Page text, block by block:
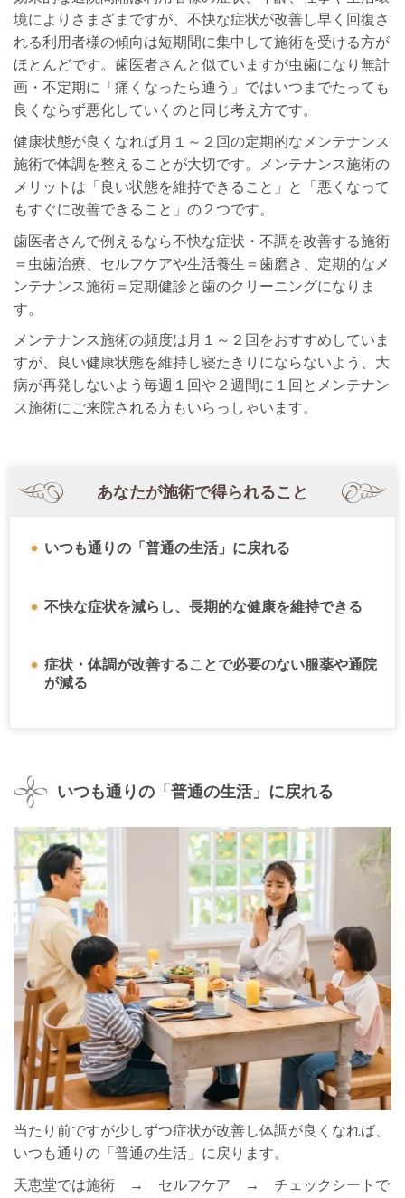
境によりさまざまですが、不快な症状が改善し早く回復さ
れる利用者様の傾向は短期間に集中して施術を受ける方が
ほとんどです。歯医者さんと似ていますが虫歯になり無計
画・不定期に「痛くなったら通う」ではいつまでたっても
良くならず悪化していくのと同じ考え方です。
健康状態が良くなれば月１～２回の定期的なメンテナンス
施術で体調を整えることが大切です。メンテナンス施術の
メリットは「良い状態を維持できること」と「悪くなって
もすぐに改善できること」の２つです。
歯医者さんで例えるなら不快な症状・不調を改善する施術
＝虫歯治療、セルフケアや生活養生＝歯磨き、定期的なメ
ンテナンス施術＝定期健診と歯のクリーニングになりま
す。
メンテナンス施術の頻度は月１～２回をおすすめしていま
すが、良い健康状態を維持し寝たきりにならないよう、大
病が再発しないよう毎週１回や２週間に１回とメンテナン
ス施術にご来院される方もいらっしゃいます。
あなたが施術で得られること
いつも通りの「普通の生活」に戻れる
不快な症状を減らし、長期的な健康を維持できる
症状・体調が改善することで必要のない服薬や通院
が減る
いつも通りの「普通の生活」に戻れる
当たり前ですが少しずつ症状が改善し体調が良くなれば、
いつも通りの「普通の生活」に戻ります。
天恵堂では施術 → セルフケア → チェックシートで